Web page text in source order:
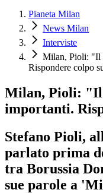
Pianeta Milan
News Milan
Interviste
Milan, Pioli: "Il
Rispondere colpo
Milan, Pioli: "Il
importanti.
Stefano Pioli,
parlato prima
tra Borussia
sue parole a